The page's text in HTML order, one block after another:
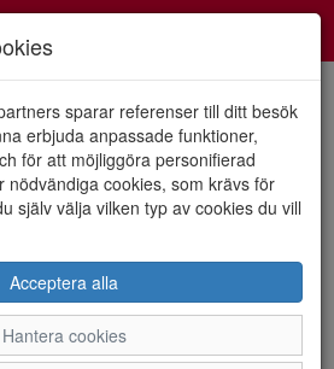
sparar referenser till ditt besök
erbjuda anpassade funktioner,
för att möjliggöra personifierad
nödvändiga cookies, som krävs för
själv välja vilken typ av cookies du vill
Acceptera alla
Hantera cookies